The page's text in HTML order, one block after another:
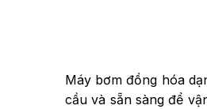
Máy bơm đồng hóa
cầu và sẵn sàng để